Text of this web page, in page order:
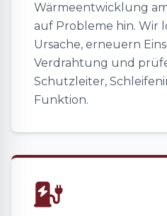
Wärmeentwicklung
auf Probleme hin. Wir
Ursache, erneuern
Verdrahtung und
Schutzleiter,
Funktion.